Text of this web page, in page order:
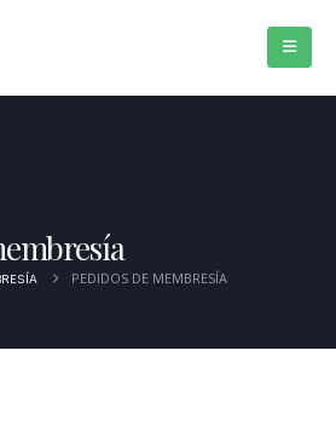
PEDIDOS DE MEMBRESÍA